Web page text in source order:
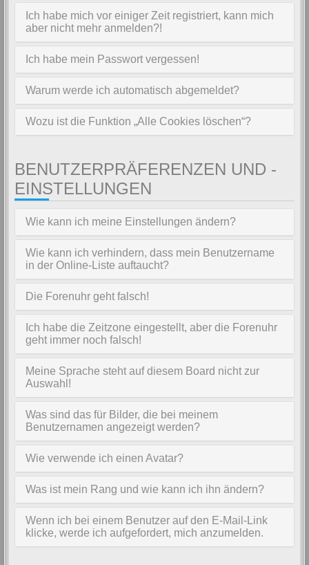
Ich habe mich vor einiger Zeit registriert, kann mich
aber nicht mehr anmelden?!
Ich habe mein Passwort vergessen!
Warum werde ich automatisch abgemeldet?
Wozu ist die Funktion „Alle Cookies löschen“?
BENUTZERPRÄFERENZEN UND -
EINSTELLUNGEN
Wie kann ich meine Einstellungen ändern?
Wie kann ich verhindern, dass mein Benutzername
in der Online-Liste auftaucht?
Die Forenuhr geht falsch!
Ich habe die Zeitzone eingestellt, aber die Forenuhr
geht immer noch falsch!
Meine Sprache steht auf diesem Board nicht zur
Auswahl!
Was sind das für Bilder, die bei meinem
Benutzernamen angezeigt werden?
Wie verwende ich einen Avatar?
Was ist mein Rang und wie kann ich ihn ändern?
Wenn ich bei einem Benutzer auf den E-Mail-Link
klicke, werde ich aufgefordert, mich anzumelden.